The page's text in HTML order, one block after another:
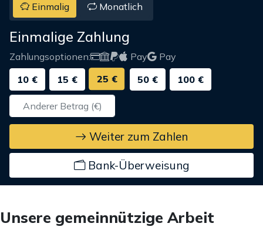
Einmalig Monatlich
Einmalige Zahlung
Zahlungsoptionen: Pay
Pay
10 €
15 € 25 € 50 € 100 €
Weiter zum Zahlen
Bank-Überweisung
Unsere gemeinnützige Arbeit